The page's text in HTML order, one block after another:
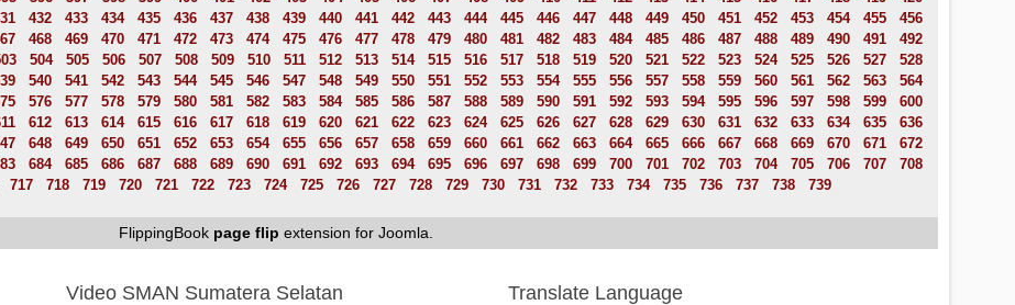
432 433 434 435 436 437 438 439 440 441 442 443 444 445 446 447 448 449 450 451 452 453 454 455
456
468 469 470 471 472 473 474 475 476 477 478 479 480 481 482 483 484 485 486 487 488 489 490 491
492
504 505 506 507 508 509 510 511 512 513 514 515 516 517 518 519 520 521 522 523 524 525 526 527
528
540 541 542 543 544 545 546 547 548 549 550 551 552 553 554 555 556 557 558 559 560 561 562 563
564
576 577 578 579 580 581 582 583 584 585 586 587 588 589 590 591 592 593 594 595 596 597 598 599
600
612 613 614 615 616 617 618 619 620 621 622 623 624 625 626 627 628 629 630 631 632 633 634 635
636
648 649 650 651 652 653 654 655 656 657 658 659 660 661 662 663 664 665 666 667 668 669 670 671
672
684 685 686 687 688 689 690 691 692 693 694 695 696 697 698 699 700 701 702 703 704 705 706 707
708
717 718 719 720 721 722 723 724 725 726 727 728 729 730 731 732 733 734 735 736 737 738 739
FlippingBook page flip extension for Joomla.
Video SMAN Sumatera Selatan Translate Language